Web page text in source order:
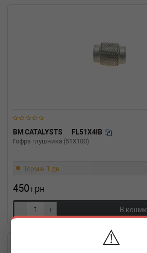
⚠️
BM CATALYSTS FL51X4IB
Гофра глушника (51X100)
Термін 1 дн.
450 грн
- + В кошик